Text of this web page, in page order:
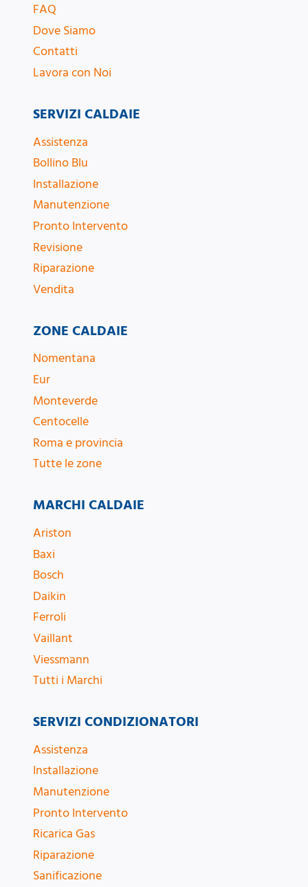
FAQ
Dove Siamo
Contatti
Lavora con Noi
SERVIZI CALDAIE
Assistenza
Bollino Blu
Installazione
Manutenzione
Pronto Intervento
Revisione
Riparazione
Vendita
ZONE CALDAIE
Nomentana
Eur
Monteverde
Centocelle
Roma e provincia
Tutte le zone
MARCHI CALDAIE
Ariston
Baxi
Bosch
Daikin
Ferroli
Vaillant
Viessmann
Tutti i Marchi
SERVIZI CONDIZIONATORI
Assistenza
Installazione
Manutenzione
Pronto Intervento
Ricarica Gas
Riparazione
Sanificazione